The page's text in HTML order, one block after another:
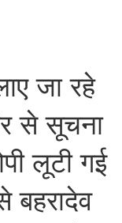
जा रहे
से सूचना
लूटी गई
बहरादेव